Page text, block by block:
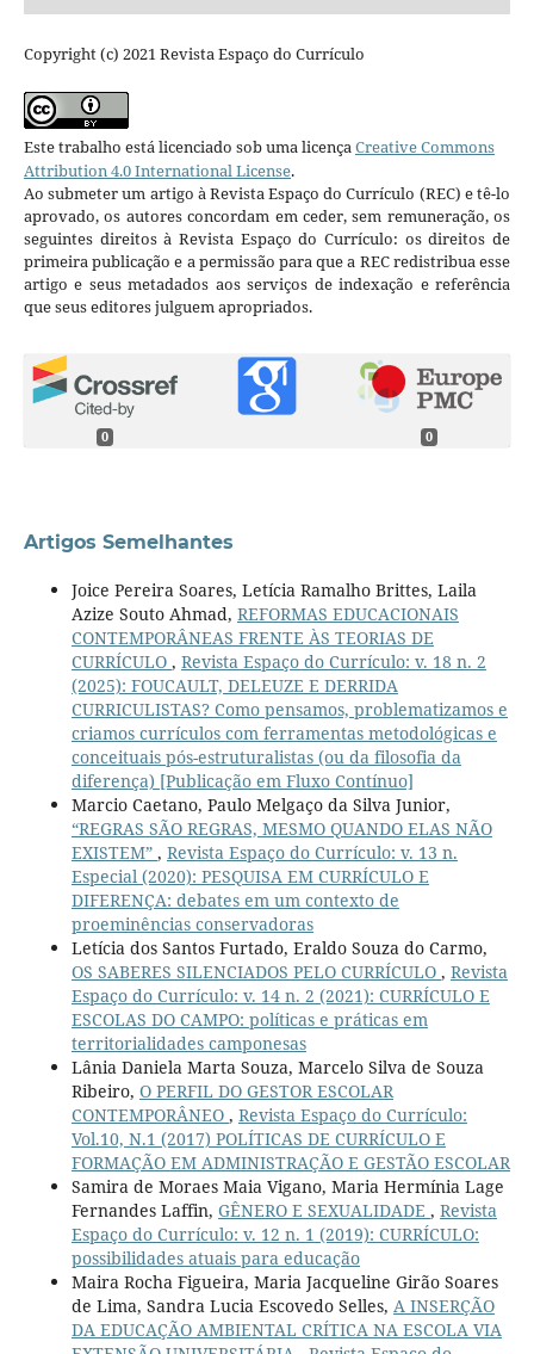
Copyright (c) 2021 Revista Espaço do Currículo
Este trabalho está licenciado sob uma licença Creative Commons
Attribution 4.0 International License.
Ao submeter um artigo à Revista Espaço do Currículo (REC) e tê-lo
aprovado, os autores concordam em ceder, sem remuneração, os
seguintes direitos à Revista Espaço do Currículo: os direitos de
primeira publicação e a permissão para que a REC redistribua esse
artigo e seus metadados aos serviços de indexação e referência
que seus editores julguem apropriados.
0 0
Artigos Semelhantes
Joice Pereira Soares, Letícia Ramalho Brittes, Laila
Azize Souto Ahmad, REFORMAS EDUCACIONAIS
CONTEMPORÂNEAS FRENTE ÀS TEORIAS DE
CURRÍCULO , Revista Espaço do Currículo: v. 18 n. 2
(2025): FOUCAULT, DELEUZE E DERRIDA
CURRICULISTAS? Como pensamos, problematizamos e
criamos currículos com ferramentas metodológicas e
conceituais pós-estruturalistas (ou da filosofia da
diferença) [Publicação em Fluxo Contínuo]
Marcio Caetano, Paulo Melgaço da Silva Junior,
“REGRAS SÃO REGRAS, MESMO QUANDO ELAS NÃO
EXISTEM” , Revista Espaço do Currículo: v. 13 n.
Especial (2020): PESQUISA EM CURRÍCULO E
DIFERENÇA: debates em um contexto de
proeminências conservadoras
Letícia dos Santos Furtado, Eraldo Souza do Carmo,
OS SABERES SILENCIADOS PELO CURRÍCULO , Revista
Espaço do Currículo: v. 14 n. 2 (2021): CURRÍCULO E
ESCOLAS DO CAMPO: políticas e práticas em
territorialidades camponesas
Lânia Daniela Marta Souza, Marcelo Silva de Souza
Ribeiro, O PERFIL DO GESTOR ESCOLAR
CONTEMPORÂNEO , Revista Espaço do Currículo:
Vol.10, N.1 (2017) POLÍTICAS DE CURRÍCULO E
FORMAÇÃO EM ADMINISTRAÇÃO E GESTÃO ESCOLAR
Samira de Moraes Maia Vigano, Maria Hermínia Lage
Fernandes Laffin, GÊNERO E SEXUALIDADE , Revista
Espaço do Currículo: v. 12 n. 1 (2019): CURRÍCULO:
possibilidades atuais para educação
Maira Rocha Figueira, Maria Jacqueline Girão Soares
de Lima, Sandra Lucia Escovedo Selles, A INSERÇÃO
DA EDUCAÇÃO AMBIENTAL CRÍTICA NA ESCOLA VIA